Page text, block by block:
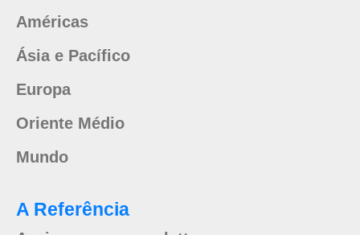
Américas
Ásia e Pacífico
Europa
Oriente Médio
Mundo
A Referência